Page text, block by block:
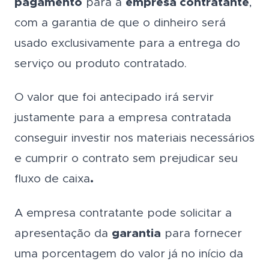
pagamento para a empresa contratante,
com a garantia de que o dinheiro será
usado exclusivamente para a entrega do
serviço ou produto contratado.
O valor que foi antecipado irá servir
justamente para a empresa contratada
conseguir investir nos materiais necessários
e cumprir o contrato sem prejudicar seu
fluxo de caixa.
A empresa contratante pode solicitar a
apresentação da garantia para fornecer
uma porcentagem do valor já no início da